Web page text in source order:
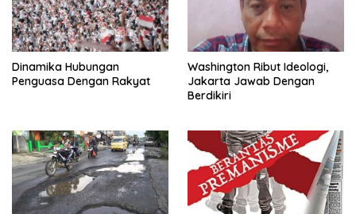
Dinamika Hubungan
Penguasa Dengan Rakyat
Washington Ribut Ideologi,
Jakarta Jawab Dengan
Berdikiri